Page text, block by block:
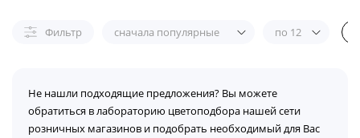
Фильтр сначала популярные по 12
Не нашли подходящие предложения? Вы можете
обратиться в лабораторию цветоподбора нашей сети
розничных магазинов и подобрать необходимый для Вас